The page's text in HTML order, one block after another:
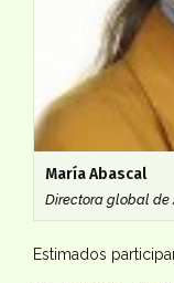
María Abascal
Directora global de
Estimados